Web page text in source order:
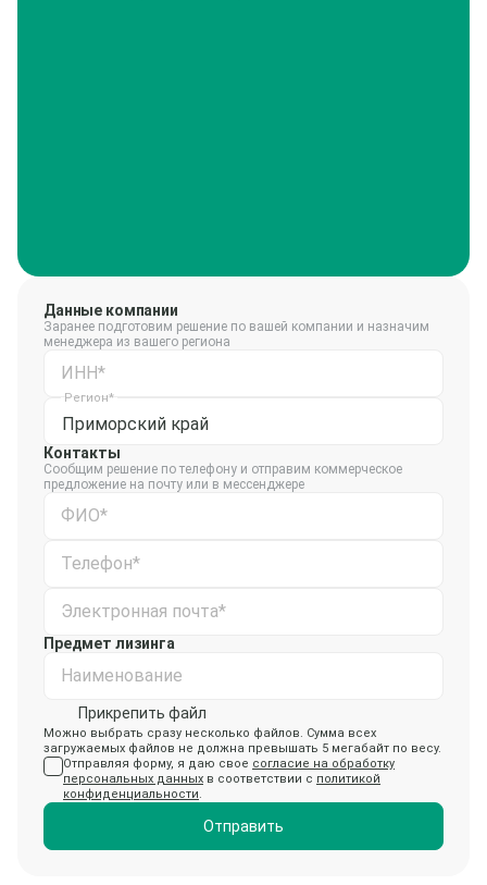
Данные компании
Заранее подготовим решение по вашей компании и назначим
менеджера из вашего региона
ИНН*
Приморский край
Регион*
Контакты
Сообщим решение по телефону и отправим коммерческое
предложение на почту или в мессенджере
ФИО*
Телефон*
Электронная почта*
Предмет лизинга
Наименование
Прикрепить файл
Можно выбрать сразу несколько файлов. Сумма всех
загружаемых файлов не должна превышать 5 мегабайт по весу.
Отправляя форму, я даю свое согласие на обработку
персональных данных в соответствии с политикой
конфиденциальности.
Отправить